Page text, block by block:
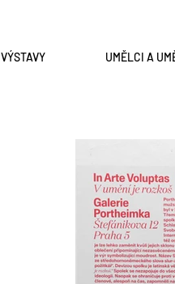
VÝSTAVY UMĚLCI A